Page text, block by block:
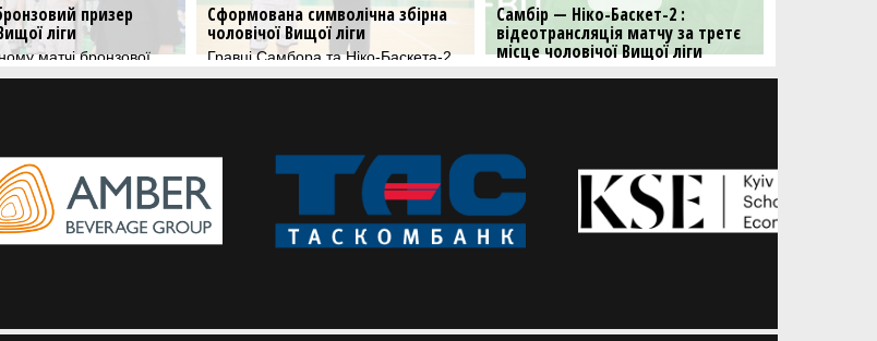
призер
ліги
матчі бронзової
Сформована символічна збірна
чоловічої Вищої ліги
Гравці Самбора та Ніко-Баскета-2
Самбір — Ніко-Баскет-2 :
відеотрансляція матчу за третє
місце чоловічої Вищої ліги
Дивіться заключний матч сезону